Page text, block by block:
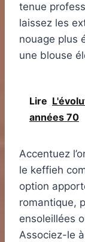
tenue
laissez les
nouage plus
une blouse
Lire
années 70
Accentuez
le keffieh
option
romantique,
ensoleillées
Associez-le